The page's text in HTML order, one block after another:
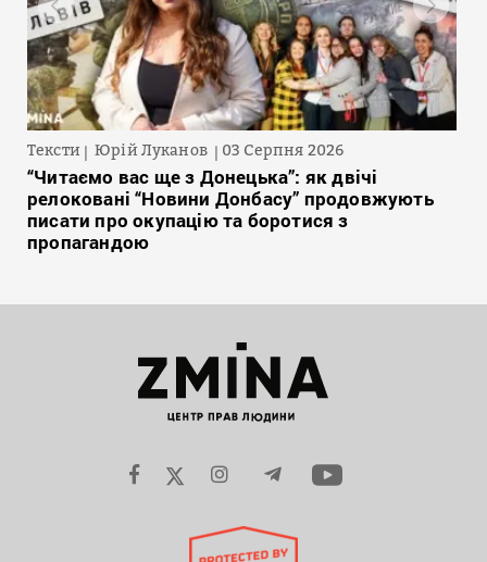
Тексти Юрій Луканов 03 Серпня 2026
“Читаємо вас ще з Донецька”: як двічі
релоковані “Новини Донбасу” продовжують
писати про окупацію та боротися з
пропагандою